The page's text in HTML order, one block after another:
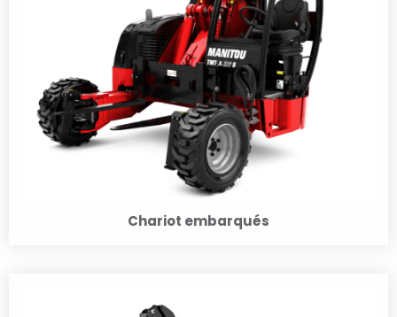
Chariot embarqués